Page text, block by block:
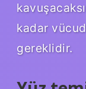
kadar
gereklidir.